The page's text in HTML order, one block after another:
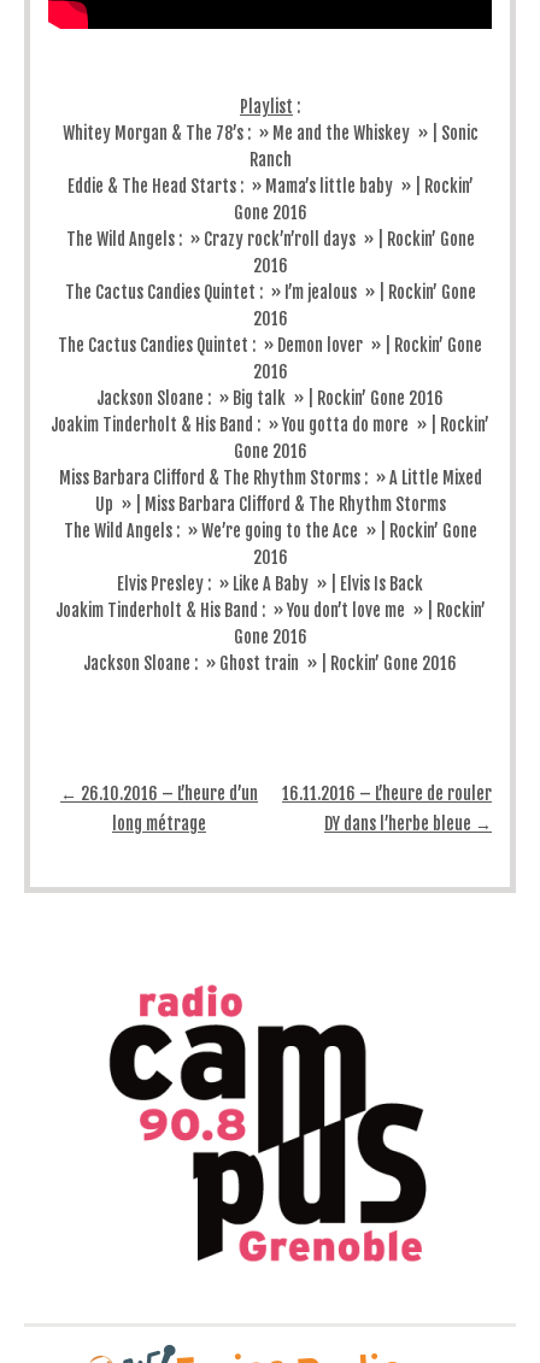
Playlist :
Whitey Morgan & The 78’s : » Me and the Whiskey » | Sonic
Ranch
Eddie & The Head Starts : » Mama’s little baby » | Rockin’
Gone 2016
The Wild Angels : » Crazy rock’n’roll days » | Rockin’ Gone
2016
The Cactus Candies Quintet : » I’m jealous » | Rockin’ Gone
2016
The Cactus Candies Quintet : » Demon lover » | Rockin’ Gone
2016
Jackson Sloane : » Big talk » | Rockin’ Gone 2016
Joakim Tinderholt & His Band : » You gotta do more » | Rockin’
Gone 2016
Miss Barbara Clifford & The Rhythm Storms : » A Little Mixed
Up » | Miss Barbara Clifford & The Rhythm Storms
The Wild Angels : » We’re going to the Ace » | Rockin’ Gone
2016
Elvis Presley : » Like A Baby » | Elvis Is Back
Joakim Tinderholt & His Band : » You don’t love me » | Rockin’
Gone 2016
Jackson Sloane : » Ghost train » | Rockin’ Gone 2016
Post navigation
← 26.10.2016 – L’heure d’un
long métrage
16.11.2016 – L’heure de rouler
DY dans l’herbe bleue →